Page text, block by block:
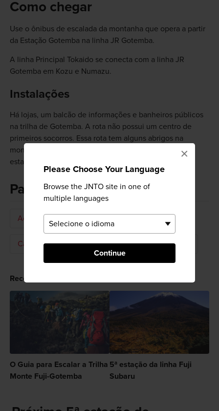
Please Choose Your Language
Browse the JNTO site in one of
multiple languages
Continue
×
Como chegar
Use o ônibus de escalada da montanha que opera a partir
da Estação Gotemba na linha JR Gotemba.
A linha Principal Tokaido se conecta com a linha JR
Gotemba em Kozu e Numazu.
Instalações
Há lojas, um balcão de informações e banheiros públicos
na trilha de Gotemba. A rota não possui um centro de
primeiros socorros. Essa rota tem alguns abrigos na
montanha, perto da nova quinta estação e da sétima
estação.
Palavras-chave
Ação e aventura
Caminhadas e Trekking Atividades ao ar livre
Recomendado para você
O Guia para Escalar a Trilha
Monte Fuji-Gotemba
5ª estação da linha Fuji
Subaru